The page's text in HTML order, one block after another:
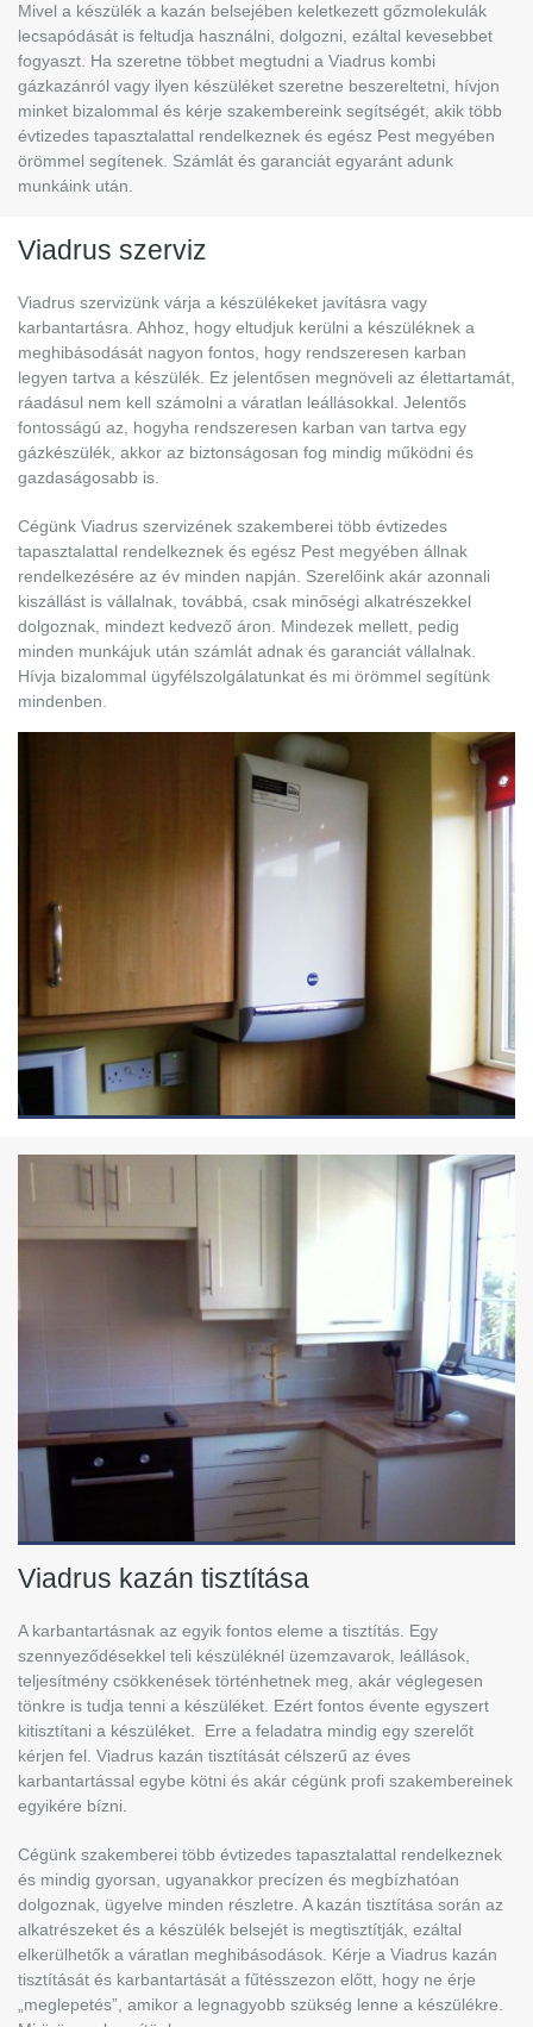
Mivel a készülék a kazán belsejében keletkezett gőzmolekulák
lecsapódását is feltudja használni, dolgozni, ezáltal kevesebbet
fogyaszt. Ha szeretne többet megtudni a Viadrus kombi
gázkazánról vagy ilyen készüléket szeretne beszereltetni, hívjon
minket bizalommal és kérje szakembereink segítségét, akik több
évtizedes tapasztalattal rendelkeznek és egész Pest megyében
örömmel segítenek. Számlát és garanciát egyaránt adunk
munkáink után.
Viadrus szerviz
Viadrus szervizünk várja a készülékeket javításra vagy
karbantartásra. Ahhoz, hogy eltudjuk kerülni a készüléknek a
meghibásodását nagyon fontos, hogy rendszeresen karban
legyen tartva a készülék. Ez jelentősen megnöveli az élettartamát,
ráadásul nem kell számolni a váratlan leállásokkal. Jelentős
fontosságú az, hogyha rendszeresen karban van tartva egy
gázkészülék, akkor az biztonságosan fog mindig működni és
gazdaságosabb is.
Cégünk Viadrus szervizének szakemberei több évtizedes
tapasztalattal rendelkeznek és egész Pest megyében állnak
rendelkezésére az év minden napján. Szerelőink akár azonnali
kiszállást is vállalnak, továbbá, csak minőségi alkatrészekkel
dolgoznak, mindezt kedvező áron. Mindezek mellett, pedig
minden munkájuk után számlát adnak és garanciát vállalnak.
Hívja bizalommal ügyfélszolgálatunkat és mi örömmel segítünk
mindenben.
Viadrus kazán tisztítása
A karbantartásnak az egyik fontos eleme a tisztítás. Egy
szennyeződésekkel teli készüléknél üzemzavarok, leállások,
teljesítmény csökkenések történhetnek meg, akár véglegesen
tönkre is tudja tenni a készüléket. Ezért fontos évente egyszert
kitisztítani a készüléket. Erre a feladatra mindig egy szerelőt
kérjen fel. Viadrus kazán tisztítását célszerű az éves
karbantartással egybe kötni és akár cégünk profi szakembereinek
egyikére bízni.
Cégünk szakemberei több évtizedes tapasztalattal rendelkeznek
és mindig gyorsan, ugyanakkor precízen és megbízhatóan
dolgoznak, ügyelve minden részletre. A kazán tisztítása során az
alkatrészeket és a készülék belsejét is megtisztítják, ezáltal
elkerülhetők a váratlan meghibásodások. Kérje a Viadrus kazán
tisztítását és karbantartását a fűtésszezon előtt, hogy ne érje
„meglepetés”, amikor a legnagyobb szükség lenne a készülékre.